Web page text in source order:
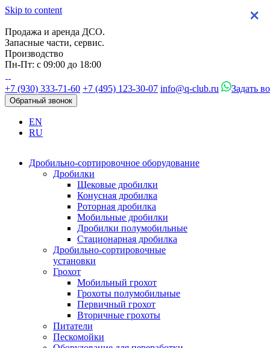
Skip to content
Продажа и аренда ДСО.
Запасные части, сервис.
Производство
Пн-Пт: с 09:00 до 18:00
+7 (930) 333-71-60 +7 (495) 123-30-07 info@q-club.ru Задать
Обратный звонок
EN
RU
Дробильно-сортировочное оборудование
Дробилки
Щековые дробилки
Конусная дробилка
Роторная дробилка
Мобильные дробилки
Дробилки полумобильные
Стационарная дробилка
Дробильно-сортировочные
установки
Грохот
Мобильный грохот
Грохоты полумобильные
Первичный грохот
Вторичные грохоты
Питатели
Пескомойки
×
×
×
×